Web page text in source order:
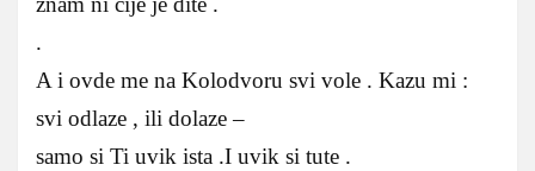
.
A i ovde me na Kolodvoru svi vole . Kazu mi :
svi odlaze , ili dolaze –
samo si Ti uvik ista .I uvik si tute .